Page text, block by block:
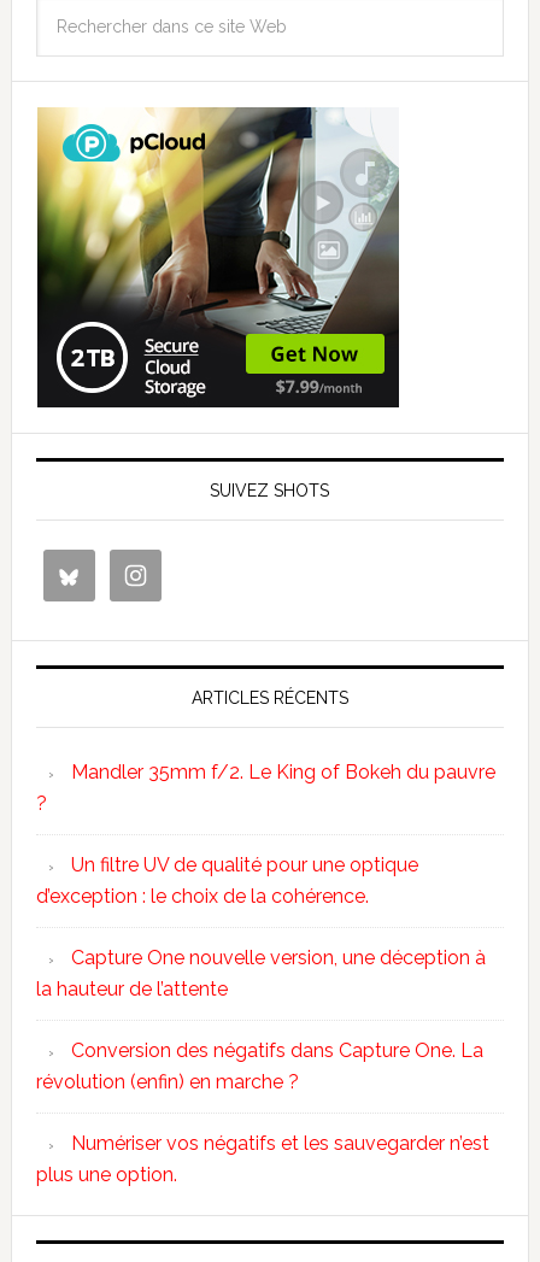
SUIVEZ SHOTS
ARTICLES RÉCENTS
Mandler 35mm f/2. Le King of Bokeh du pauvre
?
Un filtre UV de qualité pour une optique
d’exception : le choix de la cohérence.
Capture One nouvelle version, une déception à
la hauteur de l’attente
Conversion des négatifs dans Capture One. La
révolution (enfin) en marche ?
Numériser vos négatifs et les sauvegarder n’est
plus une option.